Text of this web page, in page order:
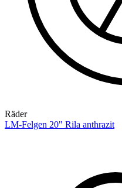
Räder
LM-Felgen 20" Rila anthrazit